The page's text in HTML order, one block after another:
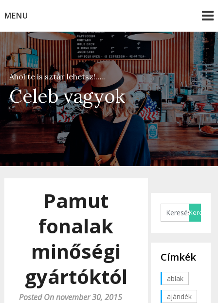
toMENU
Celeb vagyok
Ahol te is sztár lehetsz!…..
Pamut
fonalak
minőségi
gyártóktól
Posted On november 30, 2015
Címkék
ablak
ajándék